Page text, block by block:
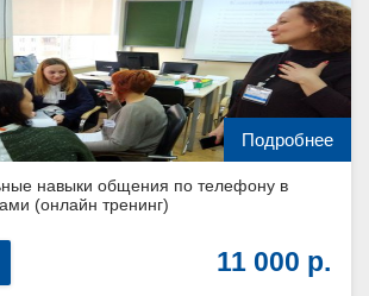
Подробнее
навыки общения по телефону в
(онлайн тренинг)
11 000